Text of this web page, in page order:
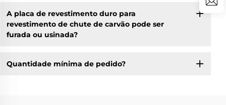
A placa de revestimento duro para
revestimento de chute de carvão pode ser
furada ou usinada?
Quantidade mínima de pedido?